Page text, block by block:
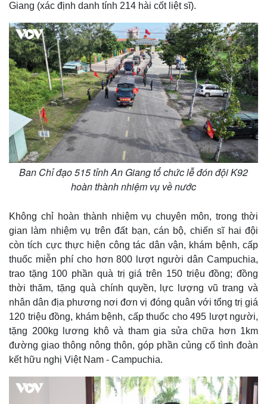
Giang (xác định danh tính 214 hài cốt liệt sĩ).
Ban Chỉ đạo 515 tỉnh An Giang tổ chức lễ đón đội K92
hoàn thành nhiệm vụ về nước
Không chỉ hoàn thành nhiệm vụ chuyên môn, trong thời
gian làm nhiệm vụ trên đất bạn, cán bộ, chiến sĩ hai đội
còn tích cực thực hiện công tác dân vận, khám bệnh, cấp
thuốc miễn phí cho hơn 800 lượt người dân Campuchia,
trao tặng 100 phần quà trị giá trên 150 triệu đồng; đồng
thời thăm, tặng quà chính quyền, lực lượng vũ trang và
nhân dân địa phương nơi đơn vị đóng quân với tổng trị giá
120 triệu đồng, khám bệnh, cấp thuốc cho 495 lượt người,
tặng 200kg lương khô và tham gia sửa chữa hơn 1km
đường giao thông nông thôn, góp phần củng cố tình đoàn
kết hữu nghị Việt Nam - Campuchia.